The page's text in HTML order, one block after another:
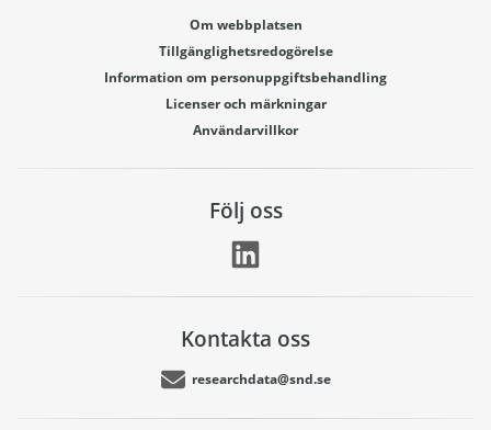
Om webbplatsen
Tillgänglighetsredogörelse
Information om personuppgiftsbehandling
Licenser och märkningar
Användarvillkor
Följ oss
Kontakta oss
researchdata@snd.se